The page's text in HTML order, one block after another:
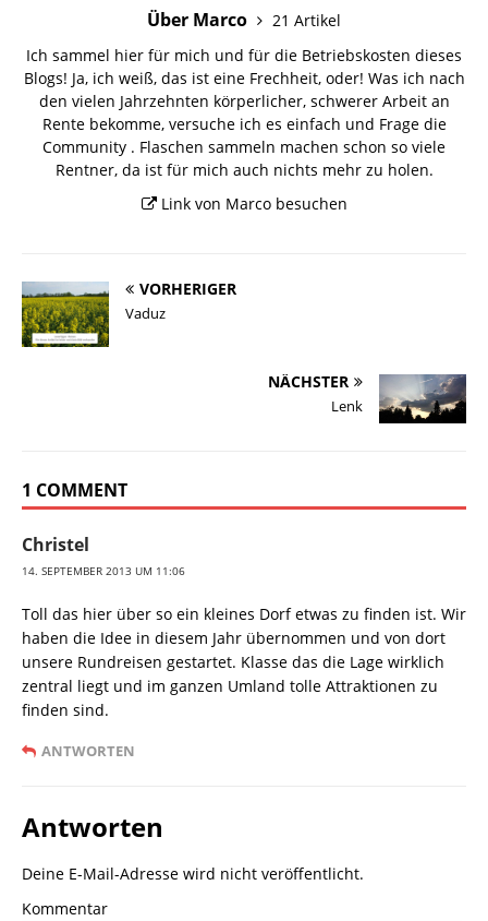
Über Marco
21 Artikel
Ich sammel hier für mich und für die Betriebskosten dieses
Blogs! Ja, ich weiß, das ist eine Frechheit, oder! Was ich nach
den vielen Jahrzehnten körperlicher, schwerer Arbeit an
Rente bekomme, versuche ich es einfach und Frage die
Community . Flaschen sammeln machen schon so viele
Rentner, da ist für mich auch nichts mehr zu holen.
Link von Marco besuchen
VORHERIGER
Vaduz
NÄCHSTER
Lenk
1 COMMENT
Christel
14. SEPTEMBER 2013 UM 11:06
Toll das hier über so ein kleines Dorf etwas zu finden ist. Wir
haben die Idee in diesem Jahr übernommen und von dort
unsere Rundreisen gestartet. Klasse das die Lage wirklich
zentral liegt und im ganzen Umland tolle Attraktionen zu
finden sind.
ANTWORTEN
Antworten
Deine E-Mail-Adresse wird nicht veröffentlicht.
Kommentar